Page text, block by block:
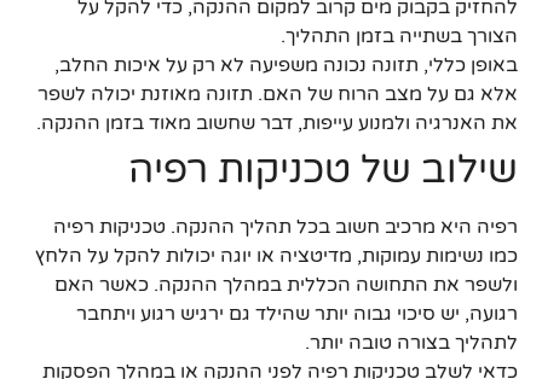
להחזיק בקבוק מים קרוב למקום ההנקה, כדי להקל על
הצורך בשתייה בזמן התהליך.
באופן כללי, תזונה נכונה משפיעה לא רק על איכות החלב,
אלא גם על מצב הרוח של האם. תזונה מאוזנת יכולה לשפר
את האנרגיה ולמנוע עייפות, דבר שחשוב מאוד בזמן ההנקה.
שילוב של טכניקות רפיה
רפיה היא מרכיב חשוב בכל תהליך ההנקה. טכניקות רפיה
כמו נשימות עמוקות, מדיטציה או יוגה יכולות להקל על הלחץ
ולשפר את התחושה הכללית במהלך ההנקה. כאשר האם
רגועה, יש סיכוי גבוה יותר שהילד גם ירגיש רגוע ויתחבר
לתהליך בצורה טובה יותר.
כדאי לשלב טכניקות רפיה לפני ההנקה או במהלך הפסקות